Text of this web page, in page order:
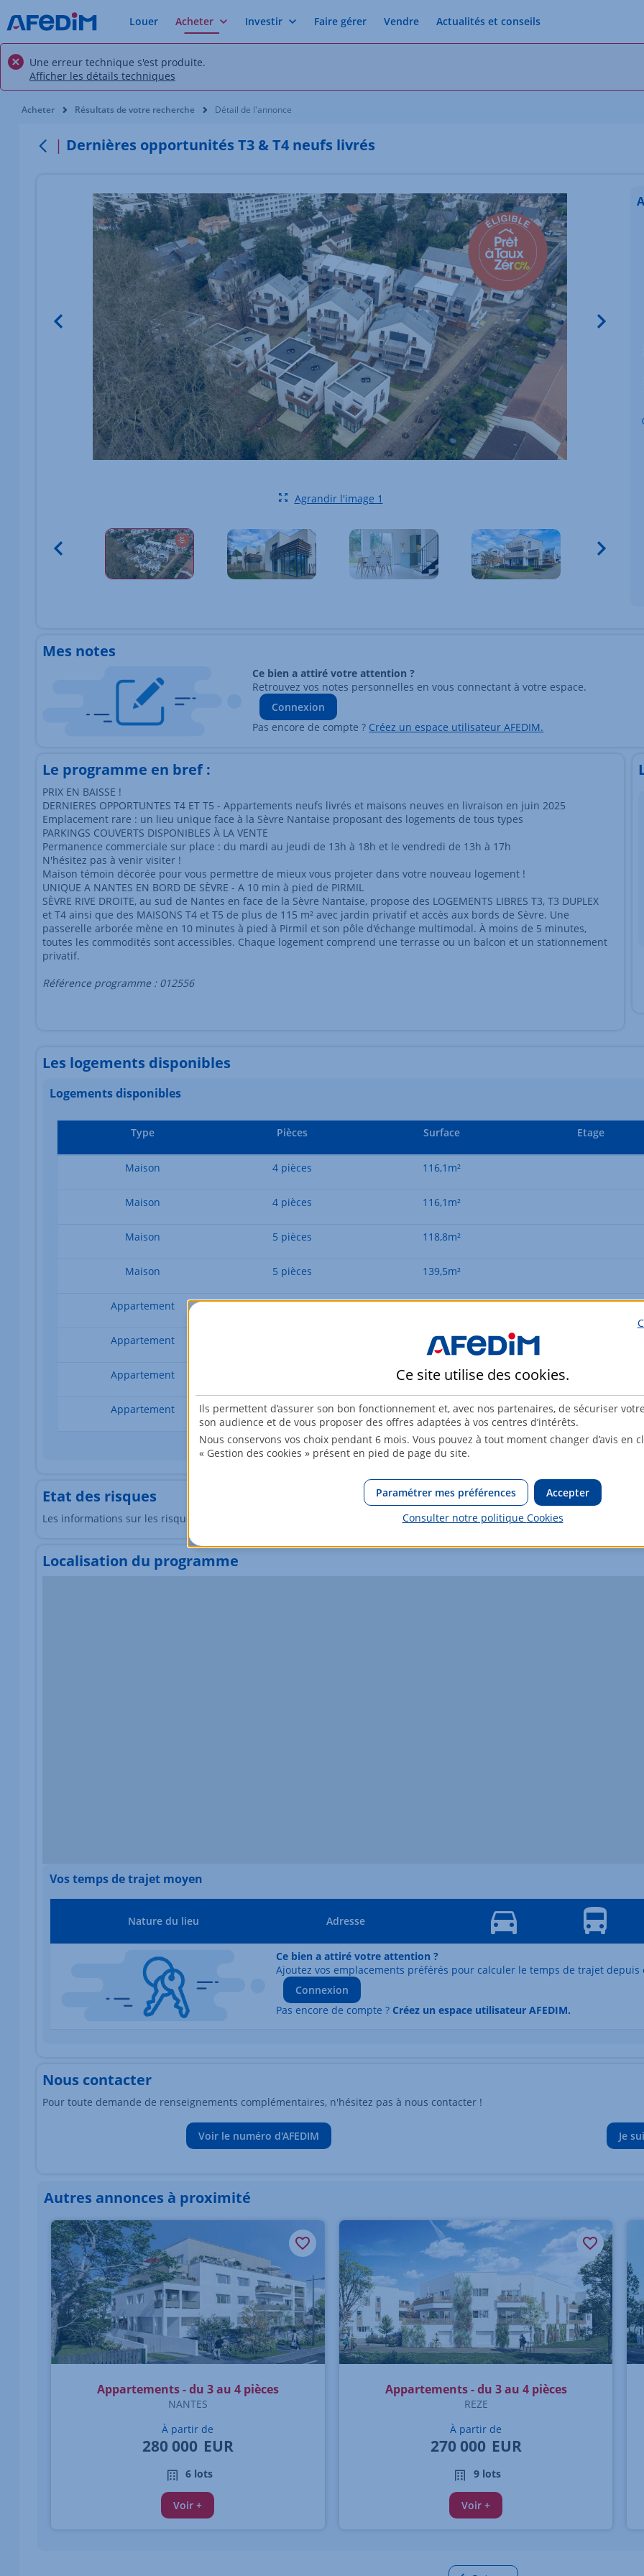
Louer Acheter Investir Faire gérer Vendre Actualités et conseils
Une erreur technique s'est produite.
Afficher les détails techniques
Vous êtes ici:
Acheter Résultats de votre recherche Détail de l'annonce
Retour
Dernières opportunités T3 & T4 neufs livrés
Image du bien Afficher l'élément précédent
Élément 1 sur 5
Agrandir l'image 1
Vignettes des images du bien Afficher l'élément précédent
Mes notes
Ce bien a attiré votre attention ?
Retrouvez vos notes personnelles en vous connectant à votre espace.
Connexion
Pas encore de compte ? Créez un espace utilisateur AFEDIM.
Le programme en bref :
PRIX EN BAISSE !
DERNIERES OPPORTUNTES T4 ET T5 - Appartements neufs livrés et maisons neuves en livraison en juin 2025
Emplacement rare : un lieu unique face à la Sèvre Nantaise proposant des logements de tous types
PARKINGS COUVERTS DISPONIBLES À LA VENTE
Permanence commerciale sur place : du mardi au jeudi de 13h à 18h et le vendredi de 13h à 17h
N'hésitez pas à venir visiter !
Maison témoin décorée pour vous permettre de mieux vous projeter dans votre nouveau logement !
UNIQUE A NANTES EN BORD DE SÈVRE - A 10 min à pied de PIRMIL
SÈVRE RIVE DROITE, au sud de Nantes en face de la Sèvre Nantaise, propose des LOGEMENTS LIBRES T3, T3 DUPLEX
et T4 ainsi que des MAISONS T4 et T5 de plus de 115 m² avec jardin privatif et accès aux bords de Sèvre. Une
passerelle arborée mène en 10 minutes à pied à Pirmil et son pôle d'échange multimodal. À moins de 5 minutes,
toutes les commodités sont accessibles. Chaque logement comprend une terrasse ou un balcon et un stationnement
privatif.
Référence programme : 012556
Les logements disponibles
Logements disponibles
Type Pièces Surface Etage
Maison 4 pièces 116,1m²
Maison 4 pièces 116,1m²
Maison 5 pièces 118,8m²
Maison 5 pièces 139,5m²
Appartement 4 pièces 89,8m² Rez-de-chaussée
Appartement 90m²
Appartement 90m² 1er étage
Appartement 4 pièces 90m² 1er étage
Etat des risques
Les informations sur les risques auxquels ce bien est exposé sont disponibles sur le site Géorisques :www.georisques.gouv.fr
Localisation du programme
Vos temps de trajet moyen
Nature du lieu Adresse
Ce bien a attiré votre attention ?
Ajoutez vos emplacements préférés pour calculer le temps de trajet depuis
Connexion
Pas encore de compte ? Créez un espace utilisateur AFEDIM.
Nous contacter
Pour toute demande de renseignements complémentaires, n'hésitez pas à nous contacter !
Voir le numéro d'AFEDIM Je
Autres annonces à proximité
Élément 1 sur 1
Appartements - du 3 au 4 pièces
NANTES
À partir de
280 000 EUR
6 lots
Voir +
Appartements - du 3 au 4 pièces
REZE
À partir de
270 000 EUR
9 lots
Voir +
Ce site utilise des cookies.
Ils permettent d’assurer son bon fonctionnement et, avec nos partenaires, de sécuriser
son audience et de vous proposer des offres adaptées à vos centres d’intérêts.
Nous conservons vos choix pendant 6 mois. Vous pouvez à tout moment changer d’avis en
« Gestion des cookies » présent en pied de page du site.
Accepter
Paramétrer mes préférences
Consulter notre politique Cookies